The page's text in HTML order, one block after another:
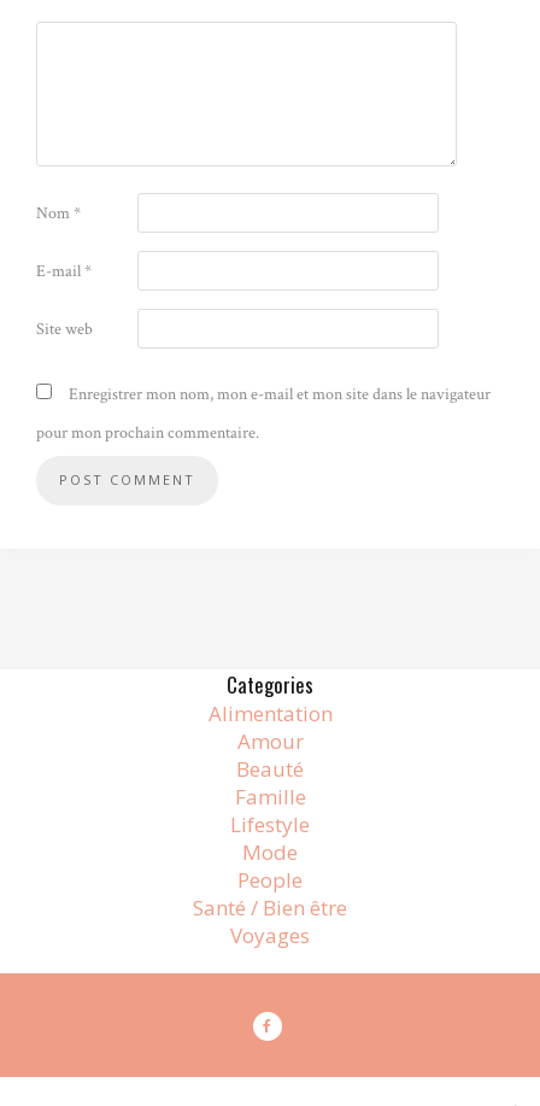
Nom*
E-mail*
Site web
Enregistrer mon nom, mon e-mail et mon site dans le navigateur
pour mon prochain commentaire.
Categories
Alimentation
Amour
Beauté
Famille
Lifestyle
Mode
People
Santé / Bien être
Voyages